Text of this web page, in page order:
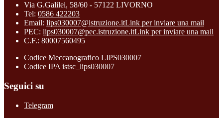
Via G.Galilei, 58/60 - 57122 LIVORNO
Tel: 0586 422203
Email: lips030007@istruzione.itLink per inviare una mail
PEC: lips030007@pec.istruzione.itLink per inviare una mail
C.F.: 80007560495
Codice Meccanografico LIPS030007
Codice IPA istsc_lips030007
Seguici su
Telegram